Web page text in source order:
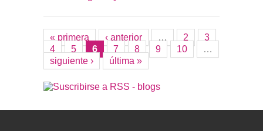
Páginas
« primera ‹ anterior … 2
3
4
5 6 7 8 9 10
…
siguiente ›
última »